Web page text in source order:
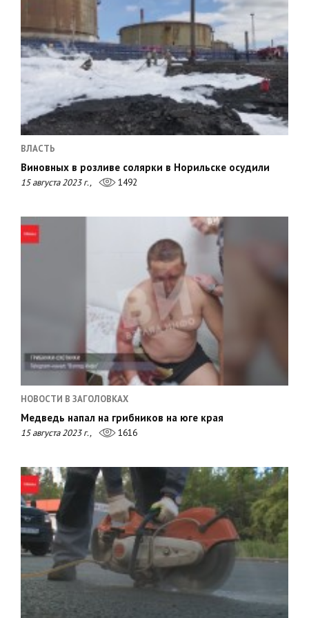
ВЛАСТЬ
Виновных в розливе солярки в Норильске осудили
15 августа 2023 г., 1492
НОВОСТИ В ЗАГОЛОВКАХ
Медведь напал на грибников на юге края
15 августа 2023 г., 1616